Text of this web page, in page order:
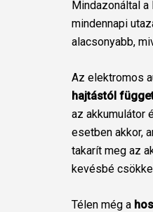
Mindazonáltal
mindennapi
alacsonyabb,
Az elektromos
hajtástól
az akkumulátor
esetben akkor,
takarít meg az
kevésbé
Télen még a